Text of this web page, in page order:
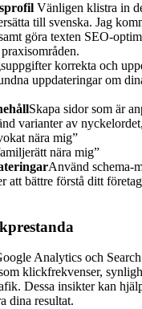
Vänligen klistra in
till svenska. Jag
göra texten SEO-
korrekta och
uppdateringar om
Skapa sidor som är
varianter av
nära mig”
nära mig”
Använd schema-
att bättre förstå ditt
Analytics och
klickfrekvenser,
Dessa insikter kan
dina resultat.